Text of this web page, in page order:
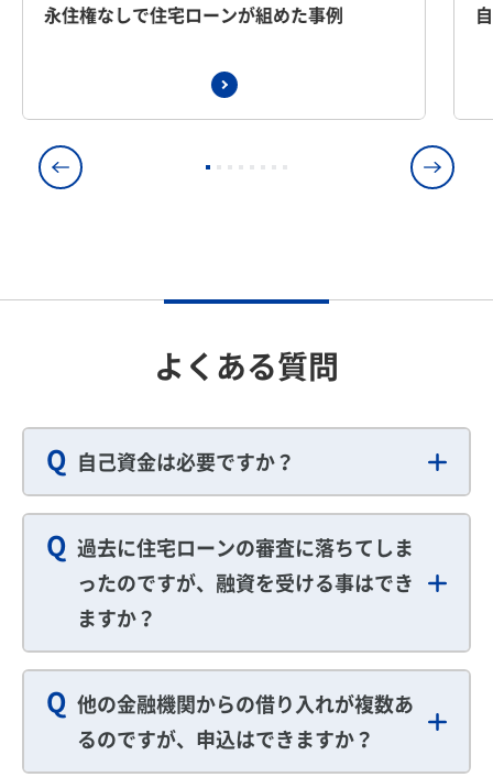
永住権なしで住宅ローンが組めた事例
よくある質問
Q 自己資金は必要ですか？
Q 過去に住宅ローンの審査に落ちてしま
ったのですが、融資を受ける事はでき
ますか？
Q 他の金融機関からの借り入れが複数あ
るのですが、申込はできますか？